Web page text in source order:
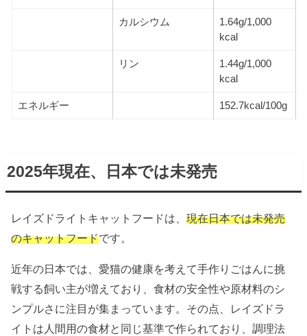
カルシウム
1.64g/1,000
kcal
リン
1.44g/1,000
kcal
エネルギー 152.7kcal/100g
2025年現在、日本では未発売
レイズドライトキャットフードは、現在日本では未発売
のキャットフードです。
近年の日本では、愛猫の健康を考えて手作りごはんに挑
戦する飼い主が増えており、食材の安全性や原材料のシ
ンプルさに注目が集まっています。その点、レイズドラ
イトは人間用の食材と同じ基準で作られており、調理法